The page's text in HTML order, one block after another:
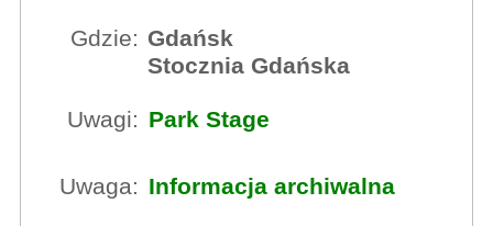
Gdzie: Gdańsk
Stocznia Gdańska
Uwagi: Park Stage
Uwaga: Informacja archiwalna